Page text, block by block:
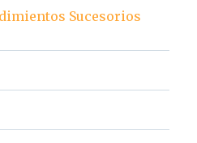
Sucesorios